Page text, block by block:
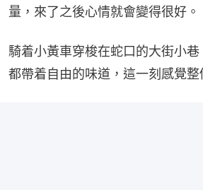
量，來了之後心情就會變得很好。
騎着小黃車穿梭在蛇口的大街小
都帶着自由的味道，這一刻感覺整